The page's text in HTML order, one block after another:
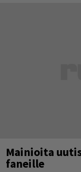
Mainioita
faneille